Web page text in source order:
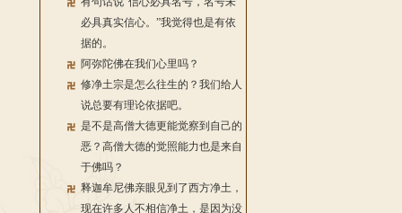
必具真实信心。”我觉得也是有依
据的。
阿弥陀佛在我们心里吗？
修净土宗是怎么往生的？我们给人
说总要有理论依据吧。
是不是高僧大德更能觉察到自己的
恶？高僧大德的觉照能力也是来自
于佛吗？
释迦牟尼佛亲眼见到了西方净土，
现在许多人不相信净土，是因为没